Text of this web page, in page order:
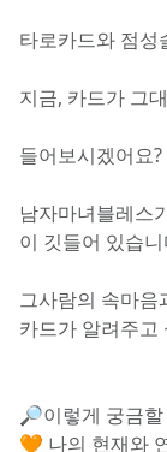
타로카드와 점성
지금, 카드가 그
들어보시겠어요?
남자마녀블레스
이 깃들어 있습니
그사람의 속마음
카드가 알려주고
🔎이렇게 궁금
🧡 나의 현재와